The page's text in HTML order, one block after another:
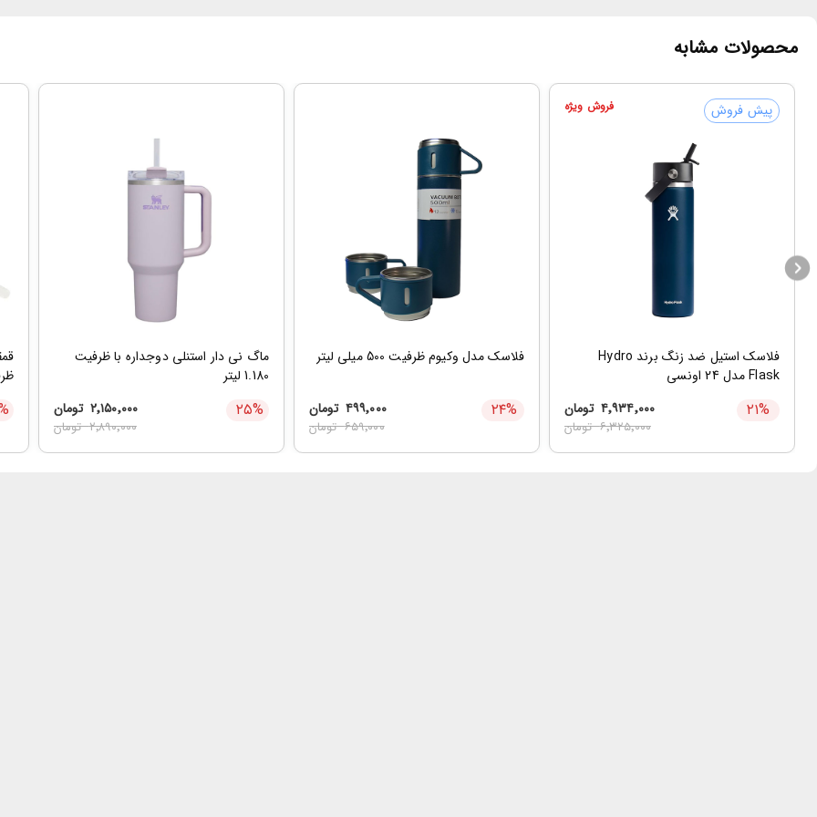
محصولات مشابه
پیش فروش فروش ویژه
فلاسک استیل ضد زنگ برند Hydro
Flask مدل ‎24 اونسی
۲۱% ۴٬۹۳۴٬۰۰۰ تومان
۶٬۳۲۵٬۰۰۰تومان
فلاسک مدل وکیوم ظرفیت 500 میلی لیتر
۲۴% ۴۹۹٬۰۰۰ تومان
۶۵۹٬۰۰۰تومان
ماگ نی دار استنلی دوجداره با ظرفیت
1.180 لیتر
۲۵% ۲٬۱۵۰٬۰۰۰ تومان
۲٬۸۹۰٬۰۰۰تومان